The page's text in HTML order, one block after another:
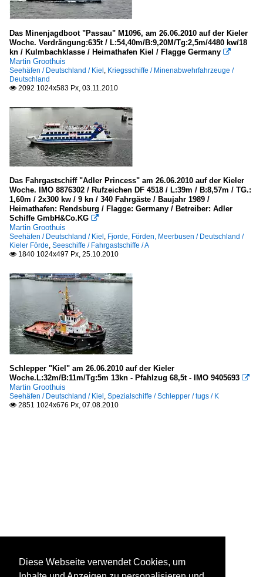
Das Minenjagdboot "Passau" M1096, am 26.06.2010 auf der Kieler
Woche. Verdrängung:635t / L:54,40m/B:9,20M/Tg:2,5m/4480 kw/18
kn / Kulmbachklasse / Heimathafen Kiel / Flagge Germany 
Martin Groothuis
Seehäfen / Deutschland / Kiel , Kriegsschiffe / Minenabwehrfahrzeuge /
Deutschland
 2092 1024x583 Px, 03.11.2010
Das Fahrgastschiff "Adler Princess" am 26.06.2010 auf der Kieler
Woche. IMO 8876302 / Rufzeichen DF 4518 / L:39m / B:8,57m / TG.:
1,60m / 2x300 kw / 9 kn / 340 Fahrgäste / Baujahr 1989 /
Heimathafen: Rendsburg / Flagge: Germany / Betreiber: Adler
Schiffe GmbH&Co.KG 
Martin Groothuis
Seehäfen / Deutschland / Kiel , Fjorde, Förden, Meerbusen / Deutschland /
Kieler Förde, Seeschiffe / Fahrgastschiffe / A
 1840 1024x497 Px, 25.10.2010
Schlepper "Kiel" am 26.06.2010 auf der Kieler
Woche.L:32m/B:11m/Tg:5m 13kn - Pfahlzug 68,5t - IMO 9405693 
Martin Groothuis
Seehäfen / Deutschland / Kiel , Spezialschiffe / Schlepper / tugs / K
 2851 1024x676 Px, 07.08.2010
Diese Webseite verwendet Cookies, um